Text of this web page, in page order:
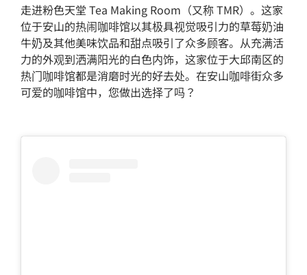
走进粉色天堂 Tea Making Room（又称 TMR）。这家
位于安山的热闹咖啡馆以其极具视觉吸引力的草莓奶油
牛奶及其他美味饮品和甜点吸引了众多顾客。从充满活
力的外观到洒满阳光的白色内饰，这家位于大邱南区的
热门咖啡馆都是消磨时光的好去处。在安山咖啡街众多
可爱的咖啡馆中，您做出选择了吗？